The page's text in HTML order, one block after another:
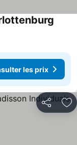
les prix
Partager